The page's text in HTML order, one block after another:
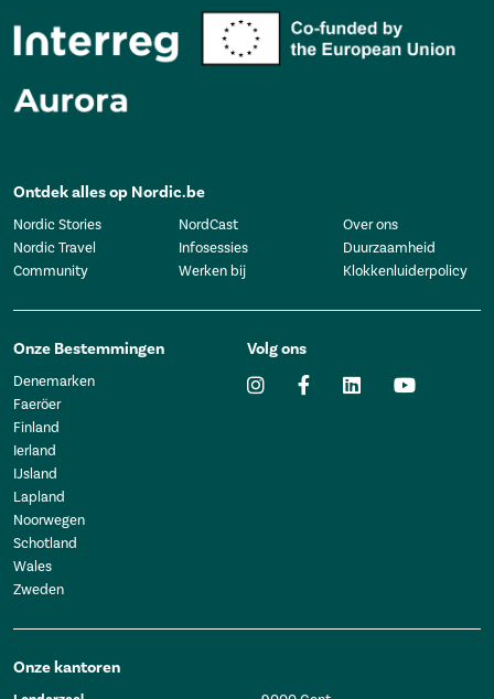
Ontdek alles op Nordic.be
Nordic Stories
Nordic Travel
Community
NordCast
Infosessies
Werken bij
Over ons
Duurzaamheid
Klokkenluiderpolicy
Onze Bestemmingen
Denemarken
Faeröer
Finland
Ierland
IJsland
Lapland
Noorwegen
Schotland
Wales
Zweden
Volg ons
Onze kantoren